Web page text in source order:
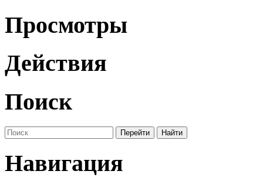
Просмотры
Действия
Поиск
Навигация